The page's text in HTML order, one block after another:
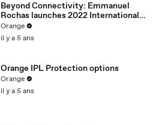
Beyond Connectivity: Emmanuel
Rochas launches 2022 International
Season 1
Orange
il y a 5 ans
Orange IPL Protection options
Orange
il y a 5 ans